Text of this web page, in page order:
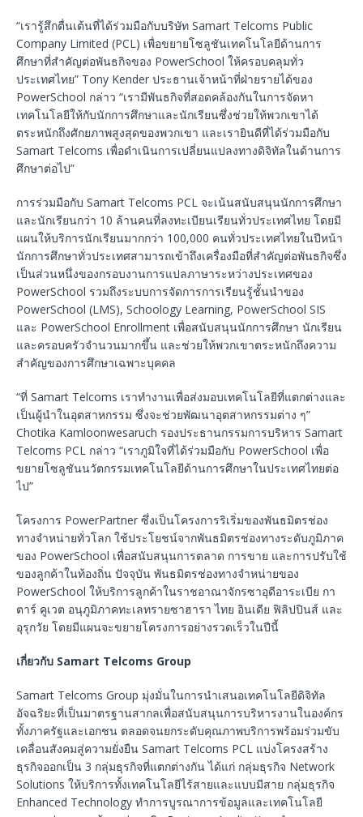
“เรารู้สึกตื่นเต้นที่ได้ร่วมมือกับบริษัท Samart Telcoms Public
Company Limited (PCL) เพื่อขยายโซลูชันเทคโนโลยีด้านการ
ศึกษาที่สำคัญต่อพันธกิจของ PowerSchool ให้ครอบคลุมทั่ว
ประเทศไทย” Tony Kender ประธานเจ้าหน้าที่ฝ่ายรายได้ของ
PowerSchool กล่าว “เรามีพันธกิจที่สอดคล้องกันในการจัดหา
เทคโนโลยีให้กับนักการศึกษาและนักเรียนซึ่งช่วยให้พวกเขาได้
ตระหนักถึงศักยภาพสูงสุดของพวกเขา และเรายินดีที่ได้ร่วมมือกับ
Samart Telcoms เพื่อดำเนินการเปลี่ยนแปลงทางดิจิทัลในด้านการ
ศึกษาต่อไป”
การร่วมมือกับ Samart Telcoms PCL จะเน้นสนับสนุนนักการศึกษา
และนักเรียนกว่า 10 ล้านคนที่ลงทะเบียนเรียนทั่วประเทศไทย โดยมี
แผนให้บริการนักเรียนมากกว่า 100,000 คนทั่วประเทศไทยในปีหน้า
นักการศึกษาทั่วประเทศสามารถเข้าถึงเครื่องมือที่สำคัญต่อพันธกิจซึ่ง
เป็นส่วนหนึ่งของกรอบงานการแปลภาษาระหว่างประเทศของ
PowerSchool รวมถึงระบบการจัดการการเรียนรู้ชั้นนำของ
PowerSchool (LMS), Schoology Learning, PowerSchool SIS
และ PowerSchool Enrollment เพื่อสนับสนุนนักการศึกษา นักเรียน
และครอบครัวจำนวนมากขึ้น และช่วยให้พวกเขาตระหนักถึงความ
สำคัญของการศึกษาเฉพาะบุคคล
“ที่ Samart Telcoms เราทำงานเพื่อส่งมอบเทคโนโลยีที่แตกต่างและ
เป็นผู้นำในอุตสาหกรรม ซึ่งจะช่วยพัฒนาอุตสาหกรรมต่าง ๆ”
Chotika Kamloonwesaruch รองประธานกรรมการบริหาร Samart
Telcoms PCL กล่าว “เราภูมิใจที่ได้ร่วมมือกับ PowerSchool เพื่อ
ขยายโซลูชันนวัตกรรมเทคโนโลยีด้านการศึกษาในประเทศไทยต่อ
ไป”
โครงการ PowerPartner ซึ่งเป็นโครงการริเริ่มของพันธมิตรช่อง
ทางจำหน่ายทั่วโลก ใช้ประโยชน์จากพันธมิตรช่องทางระดับภูมิภาค
ของ PowerSchool เพื่อสนับสนุนการตลาด การขาย และการปรับใช้
ของลูกค้าในท้องถิ่น ปัจจุบัน พันธมิตรช่องทางจำหน่ายของ
PowerSchool ให้บริการลูกค้าในราชอาณาจักรซาอุดีอาระเบีย กา
ตาร์ คูเวต อนุภูมิภาคทะเลทรายซาฮารา ไทย อินเดีย ฟิลิปปินส์ และ
อุรุกวัย โดยมีแผนจะขยายโครงการอย่างรวดเร็วในปีนี้
เกี่ยวกับ Samart Telcoms Group
Samart Telcoms Group มุ่งมั่นในการนำเสนอเทคโนโลยีดิจิทัล
อัจฉริยะที่เป็นมาตรฐานสากลเพื่อสนับสนุนการบริหารงานในองค์กร
ทั้งภาครัฐและเอกชน ตลอดจนยกระดับคุณภาพบริการพร้อมร่วมขับ
เคลื่อนสังคมสู่ความยั่งยืน Samart Telcoms PCL แบ่งโครงสร้าง
ธุรกิจออกเป็น 3 กลุ่มธุรกิจที่แตกต่างกัน ได้แก่ กลุ่มธุรกิจ Network
Solutions ให้บริการทั้งเทคโนโลยีไร้สายและแบบมีสาย กลุ่มธุรกิจ
Enhanced Technology ทำการบูรณาการข้อมูลและเทคโนโลยี